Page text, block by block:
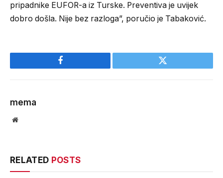
pripadnike EUFOR-a iz Turske. Preventiva je uvijek
dobro došla. Nije bez razloga”, poručio je Tabaković.
Facebook Twitter
mema
Website
RELATED POSTS